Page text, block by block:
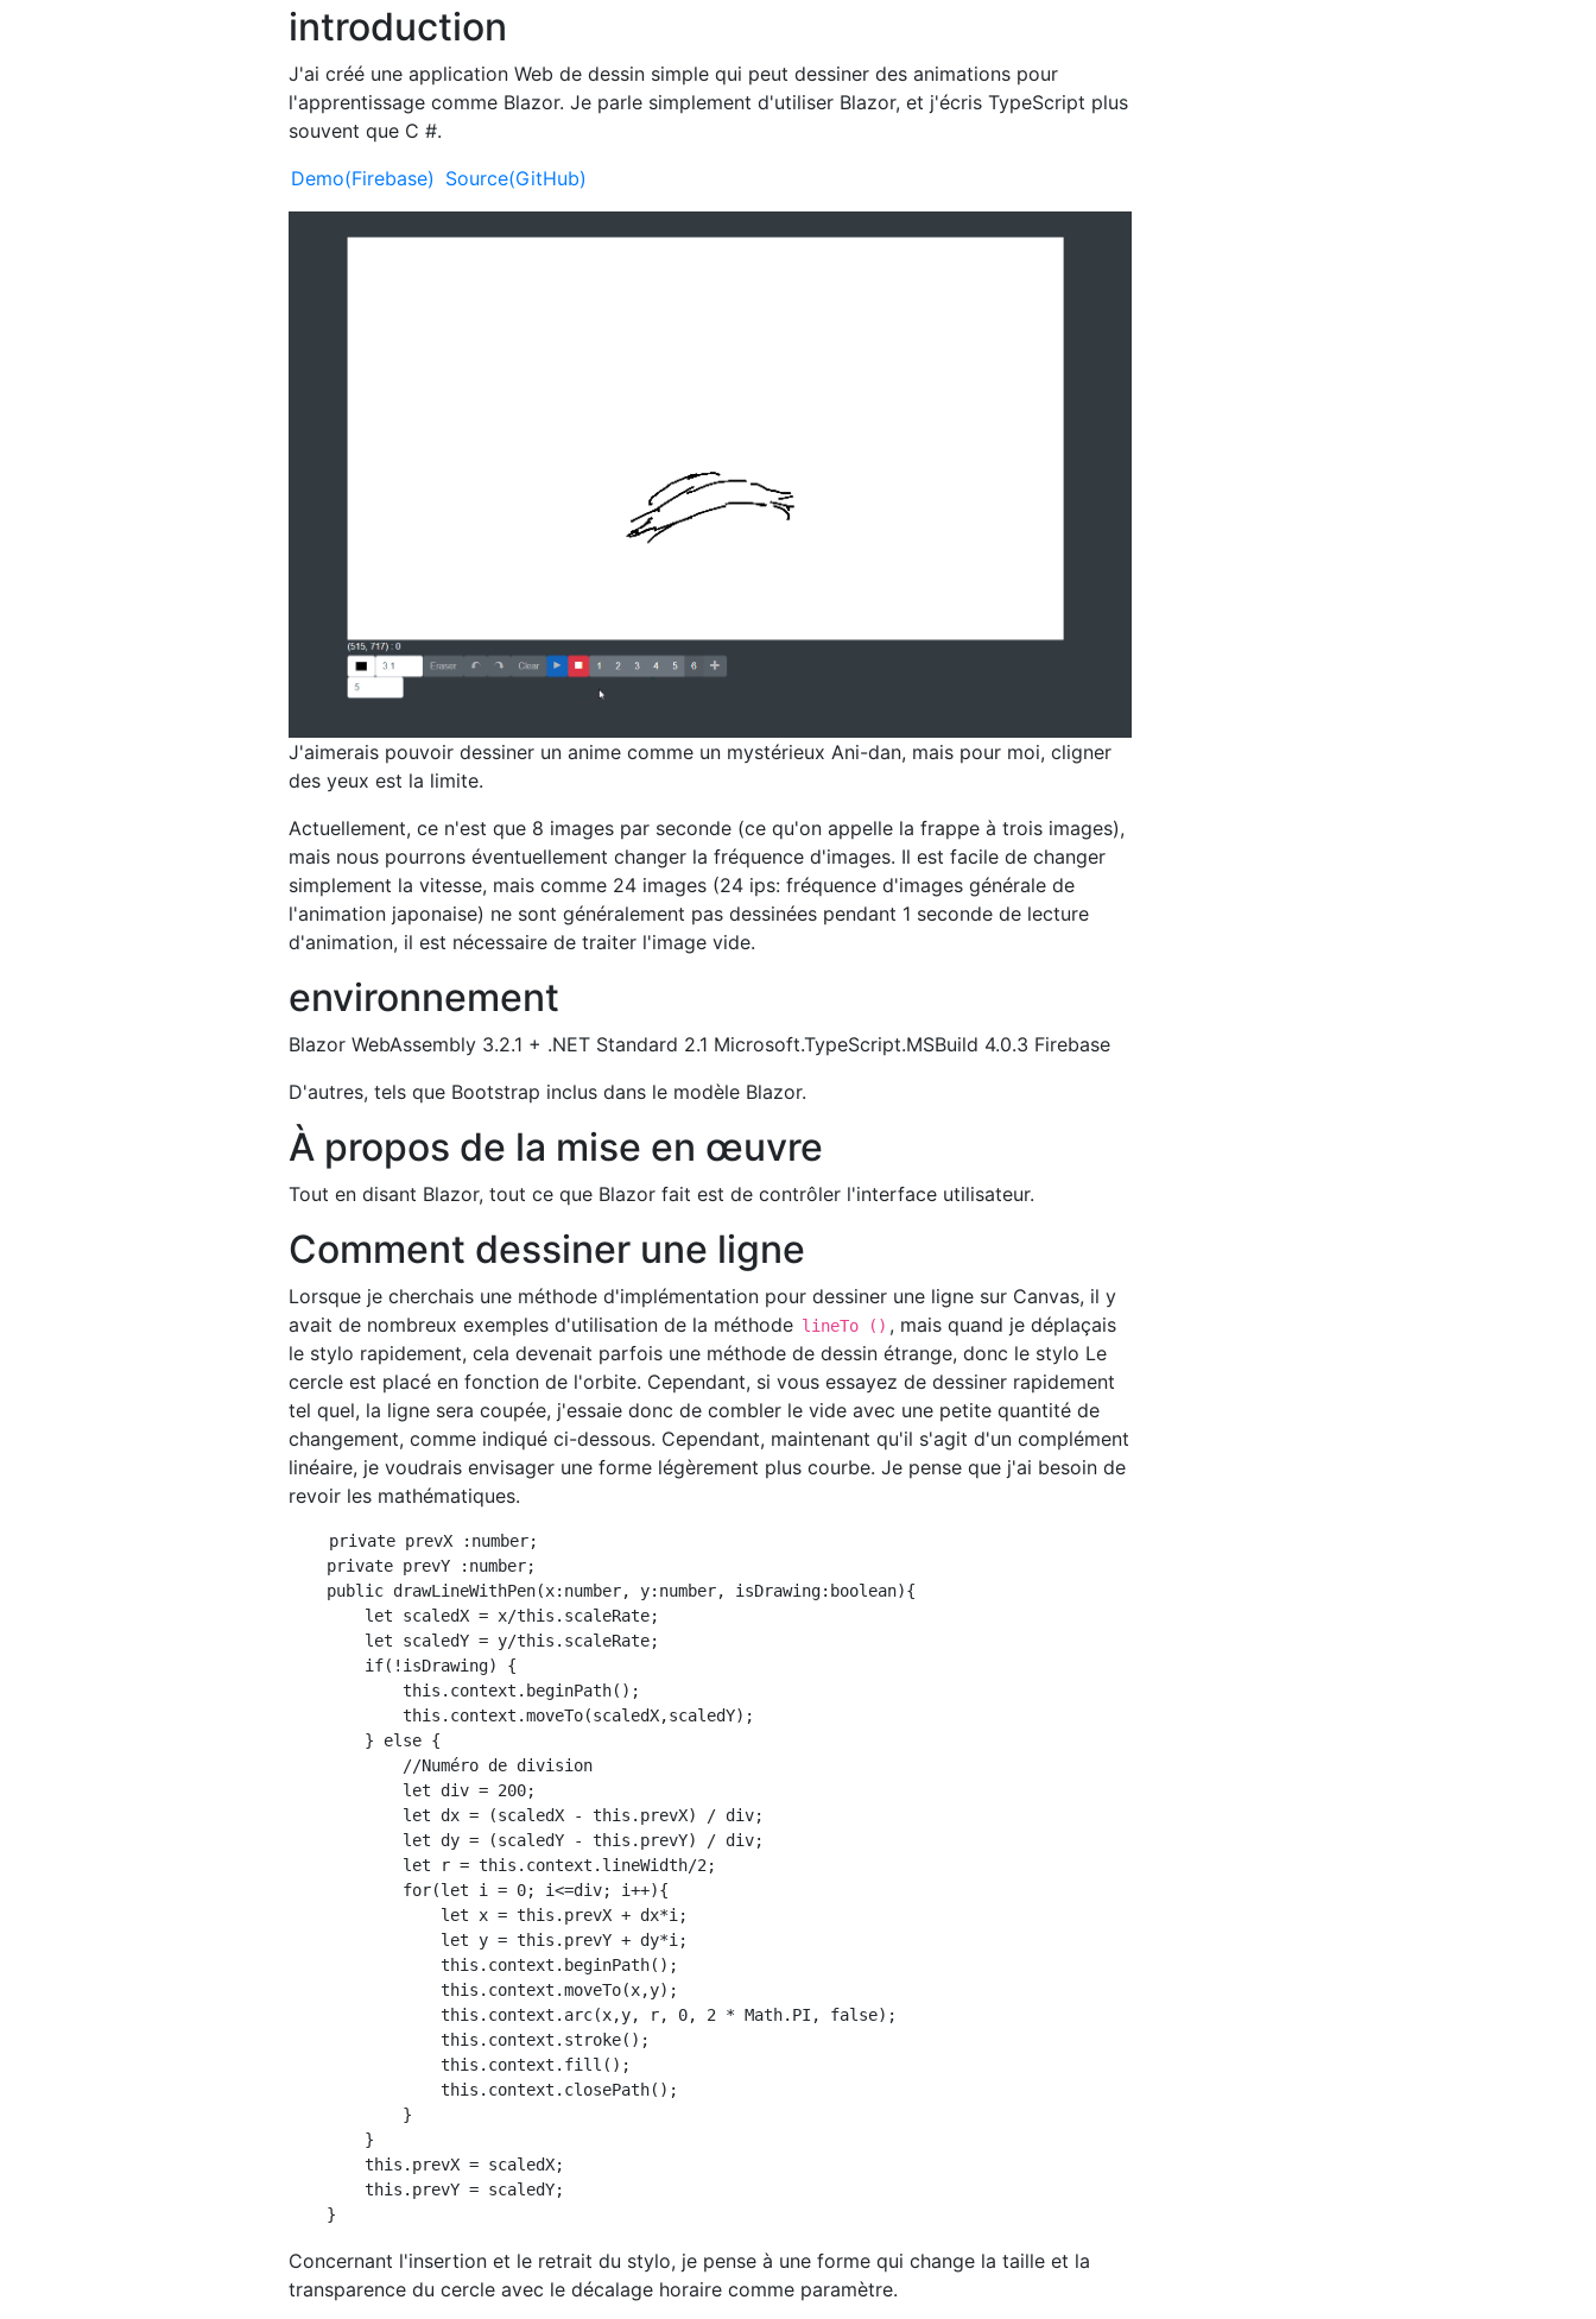
introduction
J'ai créé une application Web de dessin simple qui peut dessiner des animations pour
l'apprentissage comme Blazor. Je parle simplement d'utiliser Blazor, et j'écris TypeScript plus
souvent que C #.
Demo(Firebase) Source(GitHub)
J'aimerais pouvoir dessiner un anime comme un mystérieux Ani-dan, mais pour moi, cligner
des yeux est la limite.
Actuellement, ce n'est que 8 images par seconde (ce qu'on appelle la frappe à trois images),
mais nous pourrons éventuellement changer la fréquence d'images. Il est facile de changer
simplement la vitesse, mais comme 24 images (24 ips: fréquence d'images générale de
l'animation japonaise) ne sont généralement pas dessinées pendant 1 seconde de lecture
d'animation, il est nécessaire de traiter l'image vide.
environnement
Blazor WebAssembly 3.2.1 + .NET Standard 2.1 Microsoft.TypeScript.MSBuild 4.0.3 Firebase
D'autres, tels que Bootstrap inclus dans le modèle Blazor.
À propos de la mise en œuvre
Tout en disant Blazor, tout ce que Blazor fait est de contrôler l'interface utilisateur.
Comment dessiner une ligne
Lorsque je cherchais une méthode d'implémentation pour dessiner une ligne sur Canvas, il y
avait de nombreux exemples d'utilisation de la méthode lineTo () , mais quand je déplaçais
le stylo rapidement, cela devenait parfois une méthode de dessin étrange, donc le stylo Le
cercle est placé en fonction de l'orbite. Cependant, si vous essayez de dessiner rapidement
tel quel, la ligne sera coupée, j'essaie donc de combler le vide avec une petite quantité de
changement, comme indiqué ci-dessous. Cependant, maintenant qu'il s'agit d'un complément
linéaire, je voudrais envisager une forme légèrement plus courbe. Je pense que j'ai besoin de
revoir les mathématiques.
    private prevX :number;
    private prevY :number;
    public drawLineWithPen(x:number, y:number, isDrawing:boolean){
        let scaledX = x/this.scaleRate;
        let scaledY = y/this.scaleRate;
        if(!isDrawing) {
            this.context.beginPath();
            this.context.moveTo(scaledX,scaledY);
        } else {
            //Numéro de division
            let div = 200;
            let dx = (scaledX - this.prevX) / div;
            let dy = (scaledY - this.prevY) / div;
            let r = this.context.lineWidth/2;
            for(let i = 0; i<=div; i++){
                let x = this.prevX + dx*i;
                let y = this.prevY + dy*i;
                this.context.beginPath();
                this.context.moveTo(x,y);
                this.context.arc(x,y, r, 0, 2 * Math.PI, false);
                this.context.stroke();
                this.context.fill();
                this.context.closePath();
            }
        }
        this.prevX = scaledX;
        this.prevY = scaledY;
Concernant l'insertion et le retrait du stylo, je pense à une forme qui change la taille et la
transparence du cercle avec le décalage horaire comme paramètre.